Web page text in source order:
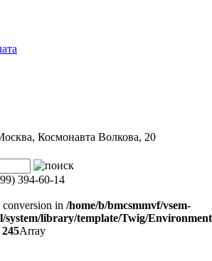
Космонавта Волкова, 20
394-60-14
in /home/b/bmcsmmvf/vsem-
library/template/Twig/
245Array